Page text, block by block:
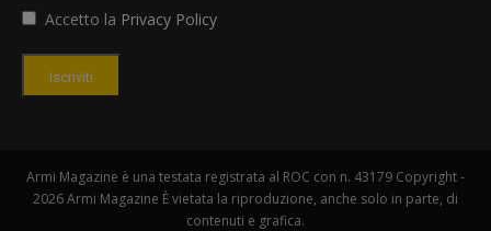
Accetto la Privacy Policy
Iscriviti
Armi Magazine è una testata registrata al ROC con n. 43179 Copyright -
2026 Armi Magazine È vietata la riproduzione, anche solo in parte, di
contenuti e grafica.